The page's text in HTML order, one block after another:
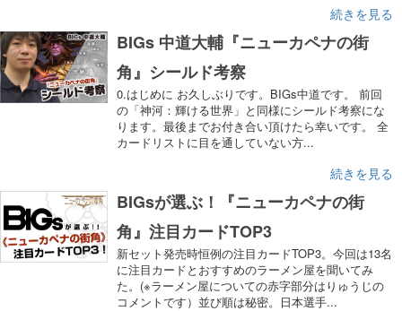
続きを見る
BIGs 中道大輔『ニューカペナの街
角』シールド考察
0.はじめに お久しぶりです。BIGs中道です。 前回
の「神河：輝ける世界」と同様にシールド考察にな
ります。最後までお付き合い頂けたら幸いです。 全
カードリストに目を通していない方...
続きを見る
BIGsが選ぶ！『ニューカペナの街
角』注目カードTOP3
新セット発売時恒例の注目カードTOP3。今回は13名
に注目カードとおすすめのラーメン屋を聞いてみ
た。(※ラーメン屋についての赤字部分はりゅうじの
コメントです）並び順は秘密。日本選手...